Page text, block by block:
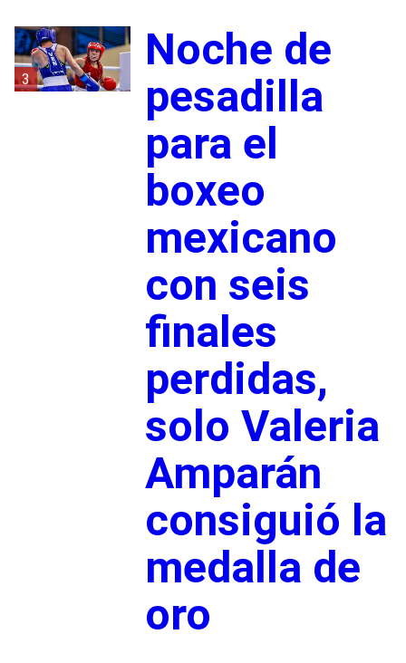
3
Noche de
pesadilla
para el
boxeo
mexicano
con seis
finales
perdidas,
solo Valeria
Amparán
consiguió la
medalla de
oro